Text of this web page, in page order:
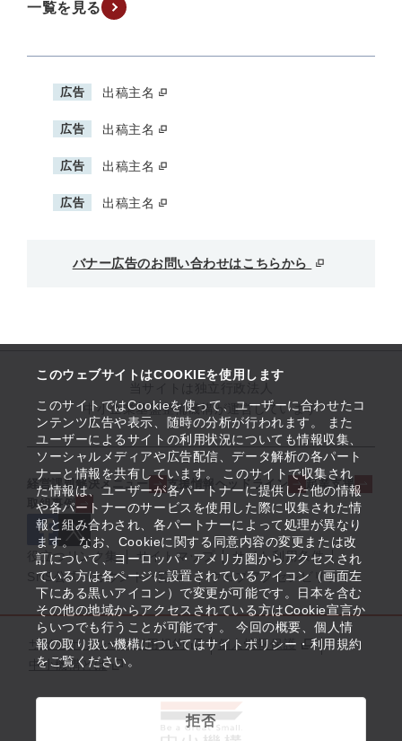
このウェブサイトはCOOKIEを使用します
このサイトではCookieを使って、ユーザーに合わせたコ
ンテンツ広告や表示、随時の分析が行われます。 また
ユーザーによるサイトの利用状況についても情報収集、
ソーシャルメディアや広告配信、データ解析の各パート
ナーと情報を共有しています。 このサイトで収集され
た情報は、ユーザーが各パートナーに提供した他の情報
や各パートナーのサービスを使用した際に収集された情
報と組み合わされ、各パートナーによって処理が異なり
ます。 なお、Cookieに関する同意内容の変更または改
訂について、ヨーロッパ・アメリカ圏からアクセスされ
ている方は各ページに設置されているアイコン（画面左
下にある黒いアイコン）で変更が可能です。日本を含む
その他の地域からアクセスされている方はCookie宣言か
らいつでも行うことが可能です。 今回の概要、個人情
報の取り扱い機構についてはサイトポリシー・利用規約
をご覧ください。
拒否
一覧を見る
広告 出稿主名
広告 出稿主名
広告 出稿主名
広告 出稿主名
バナー広告のお問い合わせはこちらから
中小企業基盤整備機構が運営しています
経営課題解決メニュー 支援情報ヘッドライン
起業支援
取組事例
役立つリンク集 サイトマップ
サイト利用条件
SNS公式アカウント一覧
ウェブアクセシビリティ
サイトポリシー・利用規約
個人情報保護
中小機構とは